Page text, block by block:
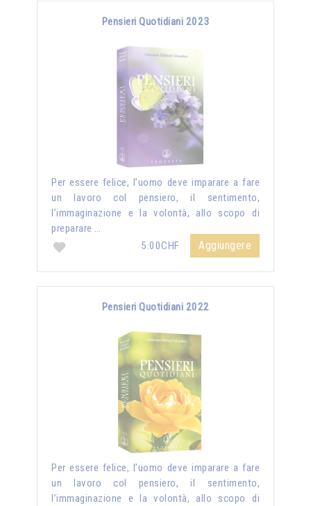
Pensieri Quotidiani 2023
Per essere felice, l’uomo deve imparare a fare
un lavoro col pensiero, il sentimento,
l’immaginazione e la volontà, allo scopo di
preparare …
5.00CHF
Aggiungere
Pensieri Quotidiani 2022
Per essere felice, l’uomo deve imparare a fare
un lavoro col pensiero, il sentimento,
l’immaginazione e la volontà, allo scopo di